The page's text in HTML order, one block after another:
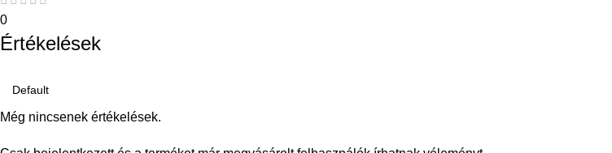
0
Értékelések
Még nincsenek értékelések.